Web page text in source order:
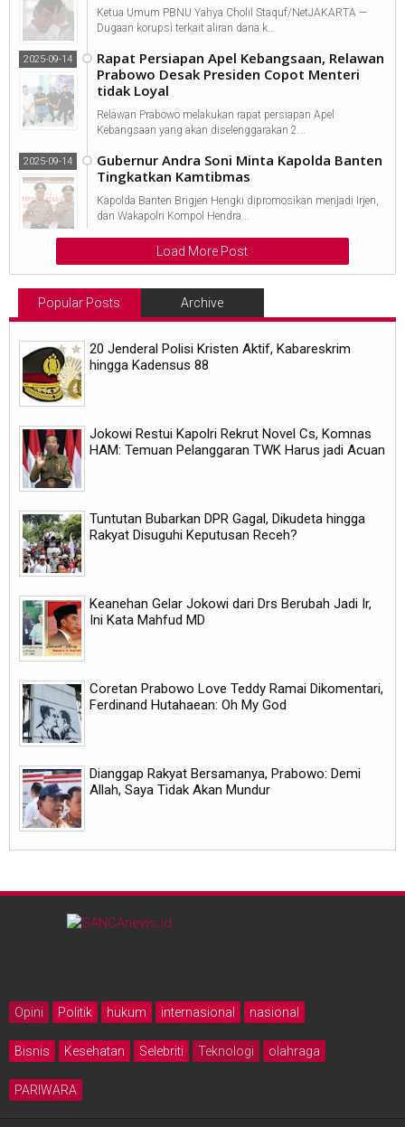
Ketua Umum PBNU Yahya Cholil Staquf/NetJAKARTA —
Dugaan korupsi terkait aliran dana k...
Rapat Persiapan Apel Kebangsaan, Relawan
Prabowo Desak Presiden Copot Menteri
tidak Loyal
2025-09-14
Relawan Prabowo melakukan rapat persiapan Apel
Kebangsaan yang akan diselenggarakan 2...
Gubernur Andra Soni Minta Kapolda Banten
Tingkatkan Kamtibmas
2025-09-14
Kapolda Banten Brigjen Hengki dipromosikan menjadi Irjen,
dan Wakapolri Kompol Hendra...
Load More Post
Popular Posts Archive
20 Jenderal Polisi Kristen Aktif, Kabareskrim
hingga Kadensus 88
Jokowi Restui Kapolri Rekrut Novel Cs, Komnas
HAM: Temuan Pelanggaran TWK Harus jadi Acuan
Tuntutan Bubarkan DPR Gagal, Dikudeta hingga
Rakyat Disuguhi Keputusan Receh?
Keanehan Gelar Jokowi dari Drs Berubah Jadi Ir,
Ini Kata Mahfud MD
Coretan Prabowo Love Teddy Ramai Dikomentari,
Ferdinand Hutahaean: Oh My God
Dianggap Rakyat Bersamanya, Prabowo: Demi
Allah, Saya Tidak Akan Mundur
Opini Politik hukum internasional nasional
Bisnis Kesehatan Selebriti Teknologi olahraga
PARIWARA